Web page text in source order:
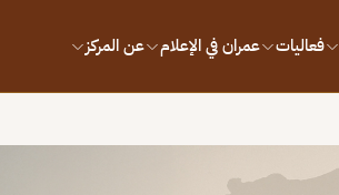
فعاليات عمران في الإعلام عن المركز